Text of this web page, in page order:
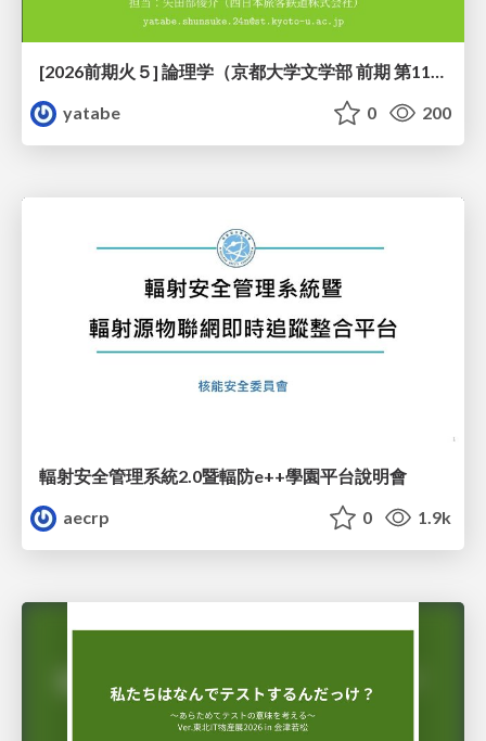
[2026前期火５] 論理学（京都大学文学部 前期 第11回）「ハーモニー：三層モデルと保存拡大」
yatabe
0 200
輻射安全管理系統2.0暨輻防e++學園平台說明會
aecrp
0 1.9k